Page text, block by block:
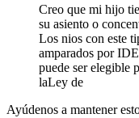
Creo que mi hijo
su asiento o
Los nios con este
amparados por
puede ser elegible
laLey de
Ayúdenos a mantener